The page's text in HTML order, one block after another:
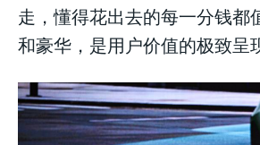
走，懂得花出去的每一分钱都
和豪华，是用户价值的极致呈